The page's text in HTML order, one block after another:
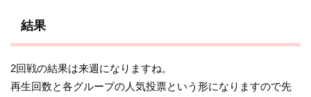
結果
2回戦の結果は来週になりますね。
再生回数と各グループの人気投票という形になりますので先